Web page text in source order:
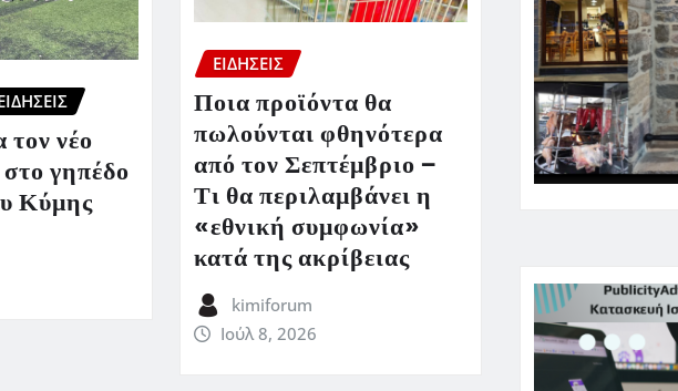
νέο
γηπέδο
Κύμης
ΕΙΔΗΣΕΙΣ
Ποια προϊόντα θα
πωλούνται φθηνότερα
από τον Σεπτέμβριο –
Τι θα περιλαμβάνει η
«εθνική συμφωνία»
κατά της ακρίβειας
kimiforum
Ιούλ 8, 2026